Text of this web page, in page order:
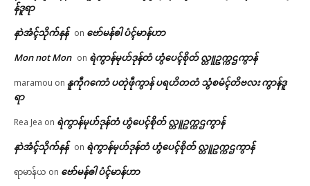
န်ဒူရာ
နာဲအံၚ်သိုက်နန် on ဗော်မန်ၜါ ပံၚ်မာန်ဟာ
Mon not Mon on ရဲကွာန်မုဟ်ဒုန်တံ ဟွံပေၚ်စိုတ် လ္တူဥက္ကဌကွာန်
maramou on နူကဵုဂကောံ ပတုဲဖဵုကွာန် ပရဟိတတံ သွံစမံၚ်တိဗလး ကွာန်ဒူ
ရာ
Rea Jea on ရဲကွာန်မုဟ်ဒုန်တံ ဟွံပေၚ်စိုတ် လ္တူဥက္ကဌကွာန်
နာဲအံၚ်သိုက်နန် on ရဲကွာန်မုဟ်ဒုန်တံ ဟွံပေၚ်စိုတ် လ္တူဥက္ကဌကွာန်
ရာမာန်ယ on ဗော်မန်ၜါ ပံၚ်မာန်ဟာ